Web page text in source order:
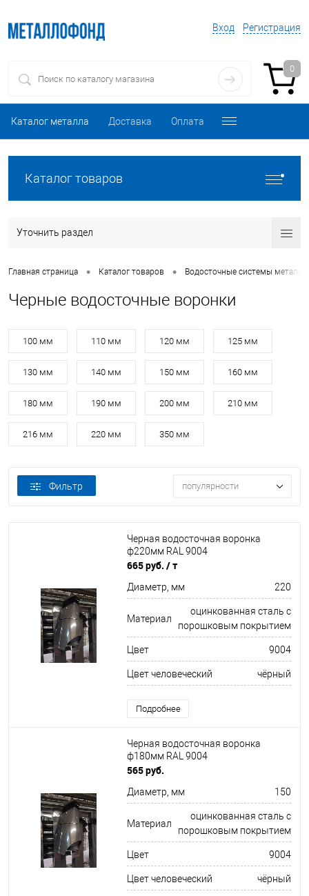
Вход Регистрация
0
Каталог металла Доставка Оплата
Каталог товаров
Уточнить раздел
Главная страница • Каталог товаров • Водосточные системы
Черные водосточные воронки
100 мм 110 мм 120 мм 125 мм
130 мм 140 мм 150 мм 160 мм
180 мм 190 мм 200 мм 210 мм
216 мм 220 мм 350 мм
Фильтр популярности
Черная водосточная воронка
ф220мм RAL 9004
665 руб. / т
Диаметр, мм 220
Материал
оцинкованная сталь с
порошковым покрытием
Цвет 9004
Цвет человеческий чёрный
Подробнее
Черная водосточная воронка
ф180мм RAL 9004
565 руб.
Диаметр, мм 150
Материал
оцинкованная сталь с
порошковым покрытием
Цвет 9004
Цвет человеческий чёрный